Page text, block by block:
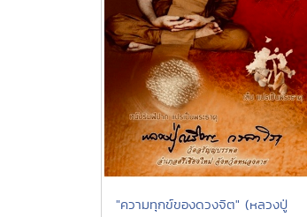
"ความทุกข์ของดวงจิต" (หลวงปู่